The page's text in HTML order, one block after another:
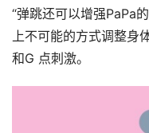
“弹跳还可以增强PaPa
上不可能的方式调整身
和G 点刺激。